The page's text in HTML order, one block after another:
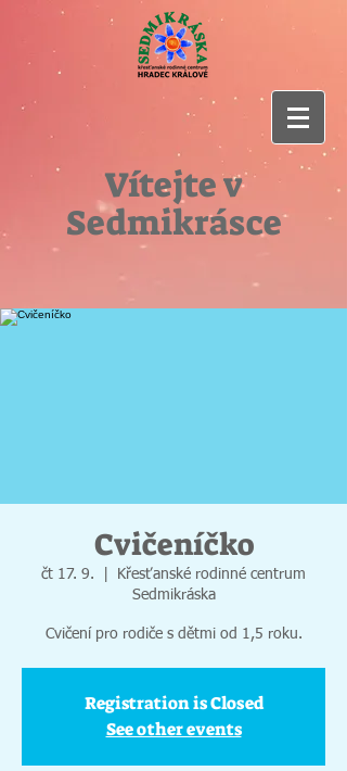
Vítejte v
Sedmikrásce
Cvičeníčko
čt 17. 9.
Křesťanské rodinné centrum
Sedmikráska
Cvičení pro rodiče s dětmi od 1,5 roku.
Registration is Closed
See other events